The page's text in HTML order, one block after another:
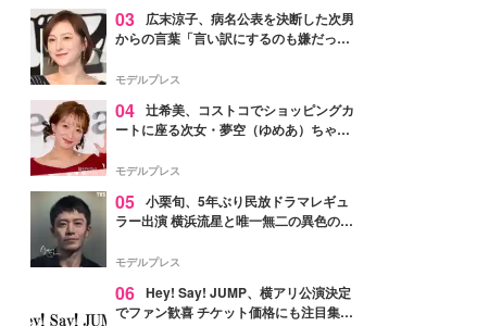
03
広末涼子、病名公表を決断した次男
からの言葉「言い訳にするのも嫌だっ
モデルプレス
04 辻希美、コストコでショッピングカ
ートに座る次女・夢空（ゆめあ）ちゃん
ぎ」「成長を感じる」の声
モデルプレス
05 小栗旬、5年ぶり民放ドラマレギュ
ラー出演 横浜流星と唯一無二の異色のバ
モデルプレス
06 Hey! Say! JUMP、横アリ公演決定
でファン歓喜 チケット価格にも注目集ま